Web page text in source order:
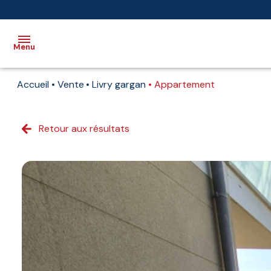
Menu
professionnel
Biens
vendus
Immobilier
neuf
Accueil Vente Livry gargan Appartement
Retour aux résultats